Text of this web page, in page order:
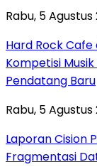
Rabu, 5 Agustus
Hard Rock
Kompetisi
Pendatang Baru
Rabu, 5 Agustus
Laporan Cision
Fragmentasi